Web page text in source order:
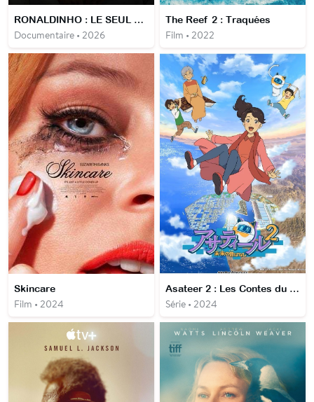
RONALDINHO : LE SEUL ET L'UNIQUE
Documentaire • 2026
The Reef 2 : Traquées
Film • 2022
Skincare
Film • 2024
Asateer 2 : Les Contes du futur
Série • 2024